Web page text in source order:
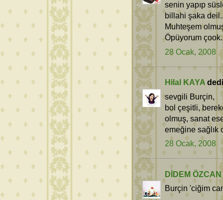
senin yapıp
billahi şaka
Muhteşem
Öpüyorum
28 Ocak, 2008
Hilal KAYA
sevgili Burçin,
bol çeşitli,
olmuş, sanat
emeğine sağlık
28 Ocak, 2008
DİDEM ÖZCAN
Burçin 'ciğim